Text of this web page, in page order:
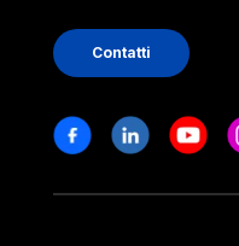
Contatti
Stay in touch
FacebookLinkedin